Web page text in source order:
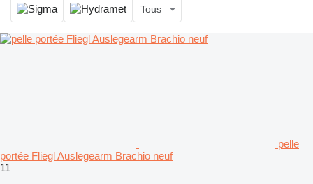
Tous
pelle
portée Fliegl Auslegearm Brachio neuf
11